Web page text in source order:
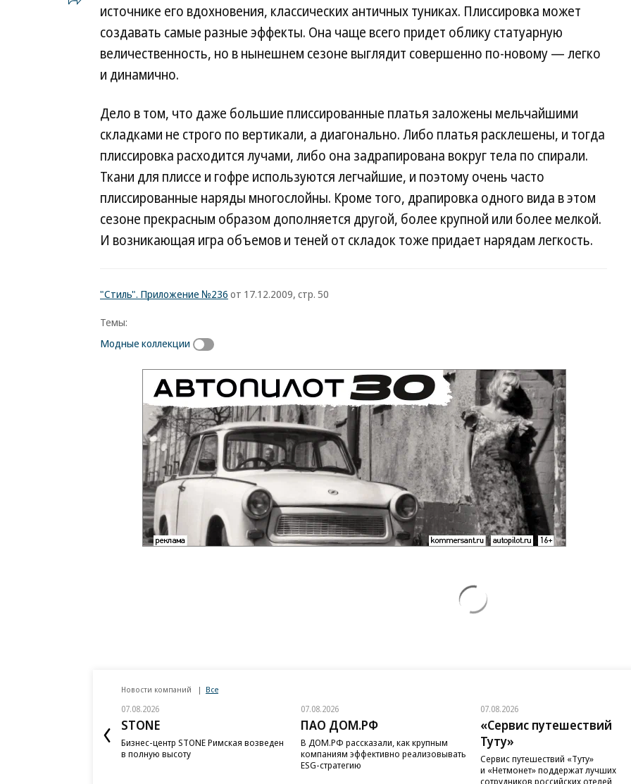
источнике его вдохновения, классических античных туниках. Плиссировка может
создавать самые разные эффекты. Она чаще всего придет облику статуарную
величественность, но в нынешнем сезоне выглядит совершенно по-новому — легко
и динамично.
Дело в том, что даже большие плиссированные платья заложены мельчайшими
складками не строго по вертикали, а диагонально. Либо платья расклешены, и тогда
плиссировка расходится лучами, либо она задрапирована вокруг тела по спирали.
Ткани для плиссе и гофре используются легчайшие, и поэтому очень часто
плиссированные наряды многослойны. Кроме того, драпировка одного вида в этом
сезоне прекрасным образом дополняется другой, более крупной или более мелкой.
И возникающая игра объемов и теней от складок тоже придает нарядам легкость.
"Стиль". Приложение №236 от 17.12.2009, стр. 50
Темы:
Модные коллекции
Новости компаний Все
07.08.2026
STONE
Бизнес-центр STONE Римская возведен
в полную высоту
07.08.2026
ПАО ДОМ.РФ
В ДОМ.РФ рассказали, как крупным
компаниям эффективно реализовывать
ESG-стратегию
07.08.2026
«Сервис путешествий
Туту»
Сервис путешествий «Туту»
и «Нетмонет» поддержат лучших
сотрудников российских отелей